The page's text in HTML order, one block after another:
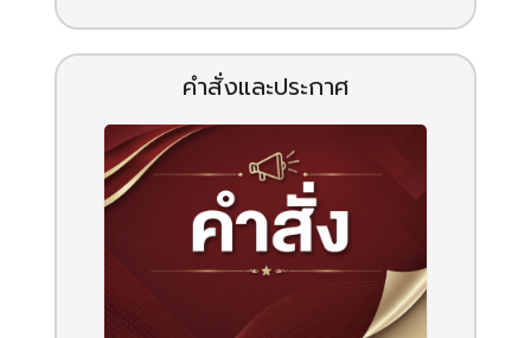
คำสั่งและประกาศ